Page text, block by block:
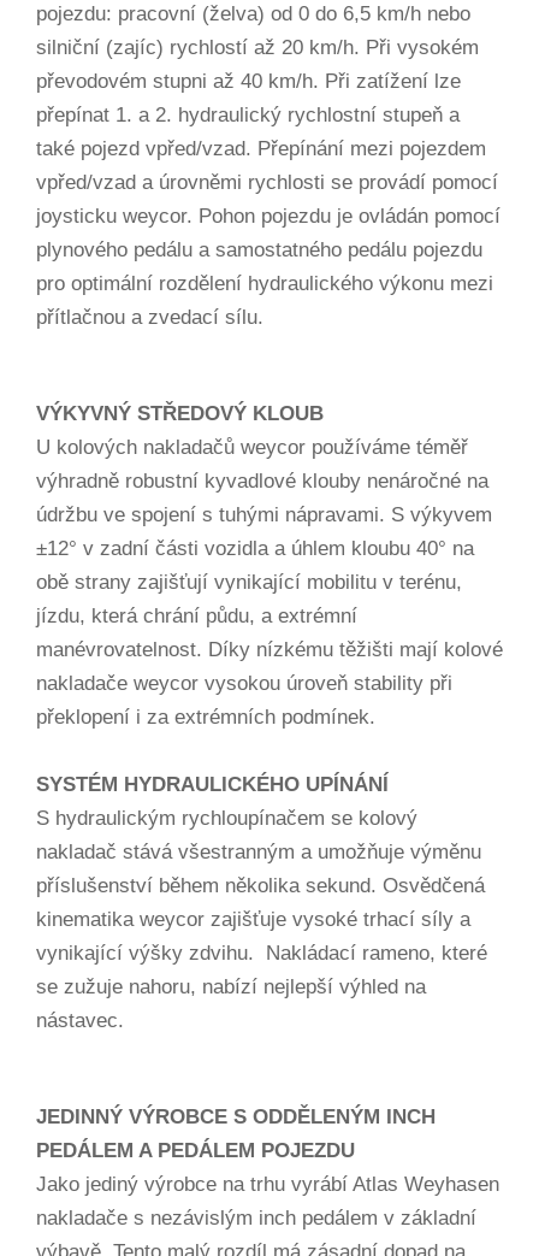
pojezdu: pracovní (želva) od 0 do 6,5 km/h nebo
silniční (zajíc) rychlostí až 20 km/h. Při vysokém
převodovém stupni až 40 km/h. Při zatížení lze
přepínat 1. a 2. hydraulický rychlostní stupeň a
také pojezd vpřed/vzad. Přepínání mezi pojezdem
vpřed/vzad a úrovněmi rychlosti se provádí pomocí
joysticku weycor. Pohon pojezdu je ovládán pomocí
plynového pedálu a samostatného pedálu pojezdu
pro optimální rozdělení hydraulického výkonu mezi
přítlačnou a zvedací sílu.
VÝKYVNÝ STŘEDOVÝ KLOUB
U kolových nakladačů weycor používáme téměř
výhradně robustní kyvadlové klouby nenáročné na
údržbu ve spojení s tuhými nápravami. S výkyvem
±12° v zadní části vozidla a úhlem kloubu 40° na
obě strany zajišťují vynikající mobilitu v terénu,
jízdu, která chrání půdu, a extrémní
manévrovatelnost. Díky nízkému těžišti mají kolové
nakladače weycor vysokou úroveň stability při
překlopení i za extrémních podmínek.
SYSTÉM HYDRAULICKÉHO UPÍNÁNÍ
S hydraulickým rychloupínačem se kolový
nakladač stává všestranným a umožňuje výměnu
příslušenství během několika sekund. Osvědčená
kinematika weycor zajišťuje vysoké trhací síly a
vynikající výšky zdvihu. Nakládací rameno, které
se zužuje nahoru, nabízí nejlepší výhled na
nástavec.
JEDINNÝ VÝROBCE S ODDĚLENÝM INCH
PEDÁLEM A PEDÁLEM POJEZDU
Jako jediný výrobce na trhu vyrábí Atlas Weyhasen
nakladače s nezávislým inch pedálem v základní